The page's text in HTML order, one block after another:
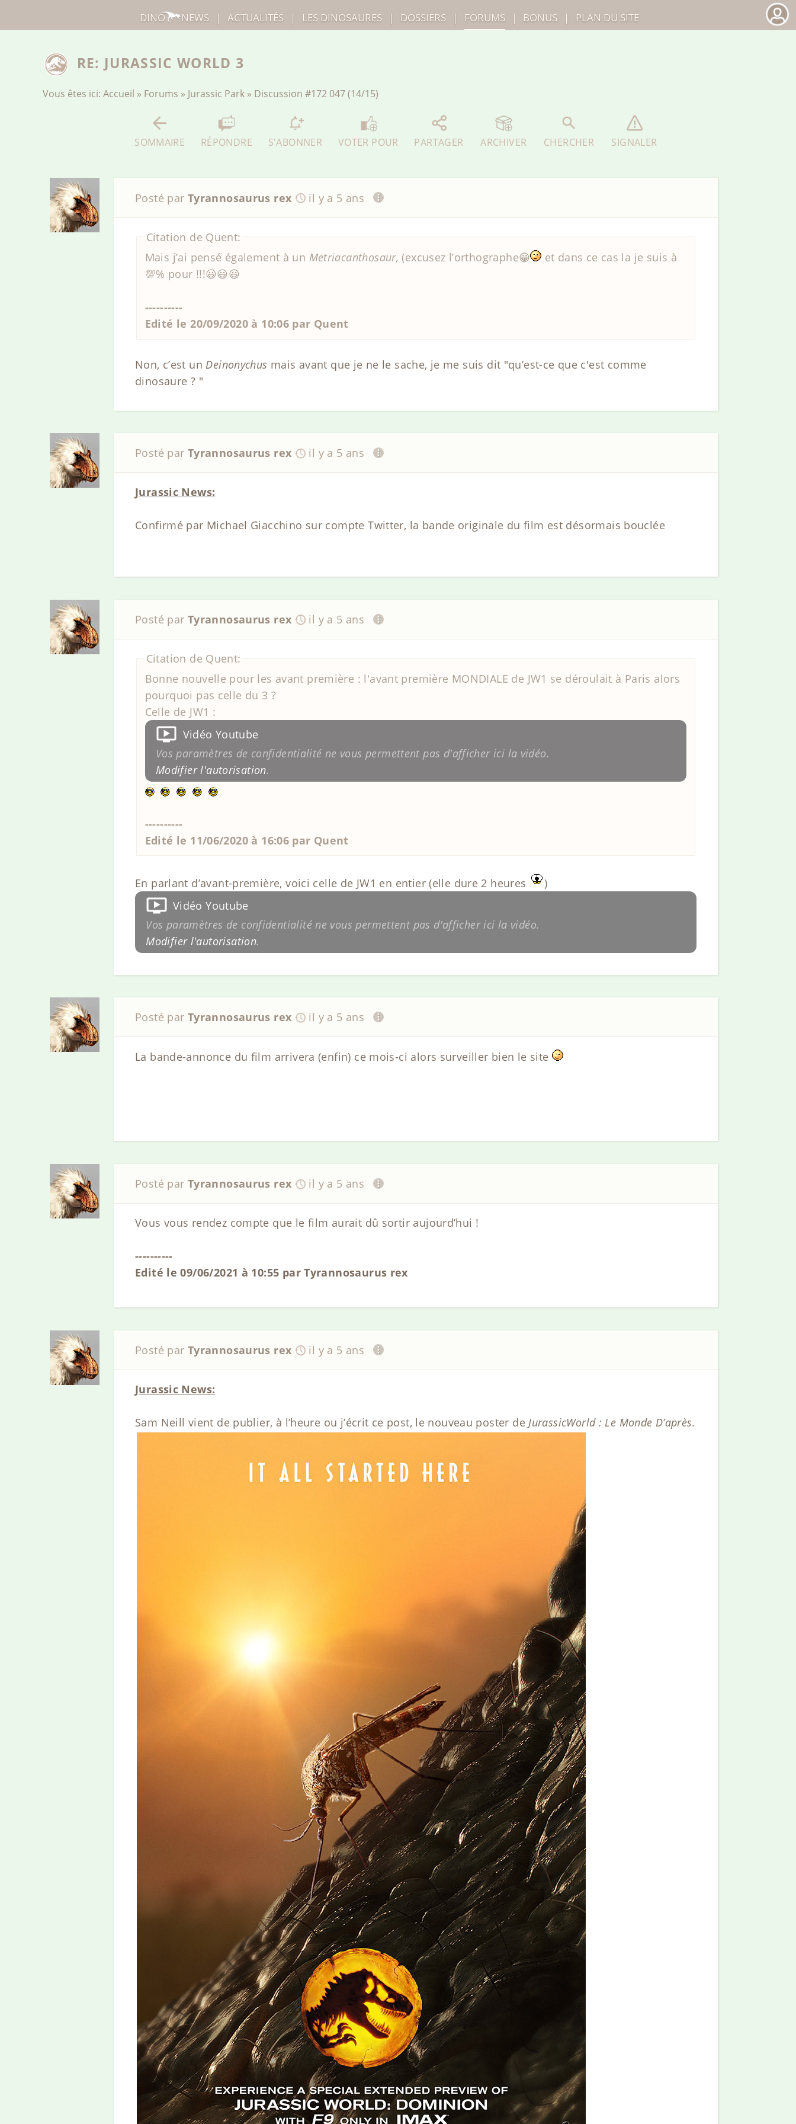
RE: JURASSIC WORLD 3
Vous êtes ici: Accueil » Forums » Jurassic Park » Discussion #172 047 (14/15)
SOMMAIRE RÉPONDRE S'ABONNER VOTER POUR PARTAGER ARCHIVER CHERCHER SIGNALER
Posté par Tyrannosaurus rex il y a 5 ans
Citation de Quent:
Mais j’ai pensé également à un Metriacanthosaur,(excusez l’orthographe😁
et dans ce cas la je suis à
💯% pour !!!😃😃😃
----------
Edité le 20/09/2020 à 10:06 par Quent
Non, c’est un Deinonychus mais avant que je ne le sache, je me suis dit "qu’est-ce que c'est comme
dinosaure ? "
Posté par Tyrannosaurus rex il y a 5 ans
Jurassic News:
Confirmé par Michael Giacchino sur compte Twitter, la bande originale du film est désormais bouclée
Posté par Tyrannosaurus rex il y a 5 ans
Citation de Quent:
Bonne nouvelle pour les avant première : l'avant première MONDIALE de JW1 se déroulait à Paris alors
pourquoi pas celle du 3 ?
Celle de JW1 :
Vidéo Youtube
Vos paramètres de confidentialité ne vous permettent pas d'afficher ici la vidéo.
Modifier l'autorisation.
----------
Edité le 11/06/2020 à 16:06 par Quent
En parlant d’avant-première, voici celle de JW1 en entier (elle dure 2 heures
)
Vidéo Youtube
Vos paramètres de confidentialité ne vous permettent pas d'afficher ici la vidéo.
Modifier l'autorisation.
Posté par Tyrannosaurus rex il y a 5 ans
La bande-annonce du film arrivera (enfin) ce mois-ci alors surveiller bien le site
Posté par Tyrannosaurus rex il y a 5 ans
Vous vous rendez compte que le film aurait dû sortir aujourd’hui !
----------
Edité le 09/06/2021 à 10:55 par Tyrannosaurus rex
Posté par Tyrannosaurus rex il y a 5 ans
Jurassic News:
Sam Neill vient de publier, à l’heure ou j’écrit ce post, le nouveau poster deJurassicWorld : Le Monde D’après.
DINO NEWS | ACTUALITÉS | LES DINOSAURES | DOSSIERS | FORUMS | BONUS | PLAN DU SITE